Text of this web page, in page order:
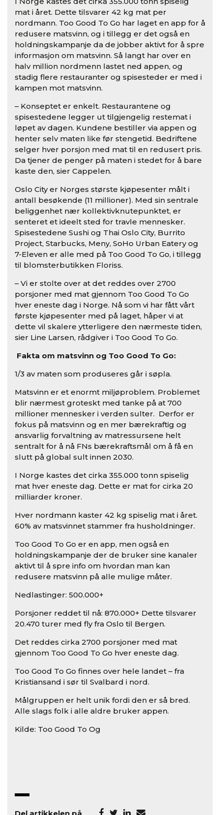
mat i året. Dette tilsvarer 42 kg mat per
nordmann. Too Good To Go har laget en app for å
redusere matsvinn, og i tillegg er det også en
holdningskampanje da de jobber aktivt for å spre
informasjon om matsvinn. Så langt har over en
halv million nordmenn lastet ned appen, og
stadig flere restauranter og spisesteder er med i
kampen mot matsvinn.
– Konseptet er enkelt. Restaurantene og
spisestedene legger ut tilgjengelig restemat i
løpet av dagen. Kundene bestiller via appen og
henter selv maten like før stengetid. Bedriftene
selger hver porsjon med mat til en redusert pris.
Da tjener de penger på maten i stedet for å bare
kaste den, sier Cappelen.
Oslo City er Norges største kjøpesenter målt i
antall besøkende (11 millioner). Med sin sentrale
beliggenhet nær kollektivknutepunktet, er
senteret et ideelt sted for travle mennesker.
Spisestedene Sushi og Thai Oslo City, Burrito
Project, Starbucks, Meny, SoHo Urban Eatery og
7-Eleven er alle med på Too Good To Go, i tillegg
til blomsterbutikken Floriss.
– Vi er stolte over at det reddes over 2700
porsjoner med mat gjennom Too Good To Go
hver eneste dag i Norge. Nå som vi har fått vårt
første kjøpesenter med på laget, håper vi at
dette vil skalere ytterligere den nærmeste tiden,
sier Line Larsen, rådgiver i Too Good To Go.
Fakta om matsvinn og Too Good To Go:
1/3 av maten som produseres går i søpla.
Matsvinn er et enormt miljøproblem. Problemet
blir nærmest groteskt med tanke på at 700
millioner mennesker i verden sulter. Derfor er
fokus på matsvinn og en mer bærekraftig og
ansvarlig forvaltning av matressursene helt
sentralt for å nå FNs bærekraftsmål om å få en
slutt på global sult innen 2030.
I Norge kastes det cirka 355.000 tonn spiselig
mat hver eneste dag. Dette er mat for cirka 20
milliarder kroner.
Hver nordmann kaster 42 kg spiselig mat i året.
60% av matsvinnet stammer fra husholdninger.
Too Good To Go er en app, men også en
holdningskampanje der de bruker sine kanaler
aktivt til å spre info om hvordan man kan
redusere matsvinn på alle mulige måter.
Nedlastinger: 500.000+
Porsjoner reddet til nå: 870.000+ Dette tilsvarer
20.470 turer med fly fra Oslo til Bergen.
Det reddes cirka 2700 porsjoner med mat
gjennom Too Good To Go hver eneste dag.
Too Good To Go finnes over hele landet – fra
Kristiansand i sør til Svalbard i nord.
Målgruppen er helt unik fordi den er så bred.
Alle slags folk i alle aldre bruker appen.
Kilde: Too Good To Og